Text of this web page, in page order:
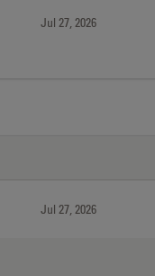
Jul 27, 2026
Jul 27, 2026